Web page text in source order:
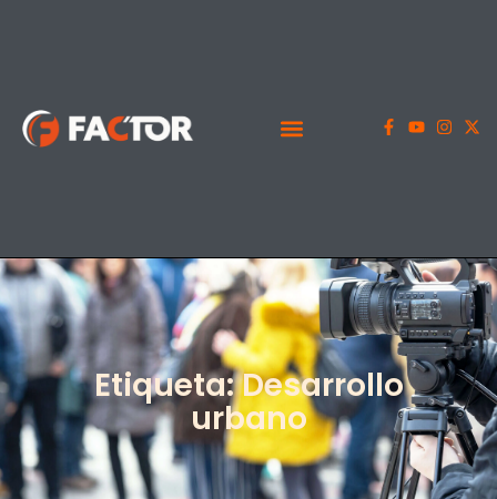
Etiqueta: Desarrollo
urbano